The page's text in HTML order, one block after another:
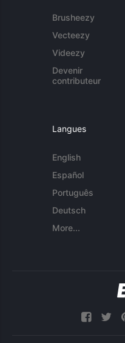
Brusheezy
Vecteezy
Videezy
Devenir
contributeur
Langues
English
Español
Português
Deutsch
More...